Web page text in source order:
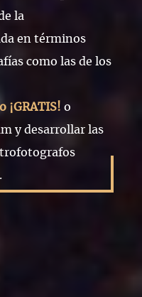
la
en términos
como las de los
¡GRATIS! o
y desarrollar las